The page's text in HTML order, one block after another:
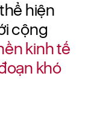
hiện
cộng
kinh tế
khó